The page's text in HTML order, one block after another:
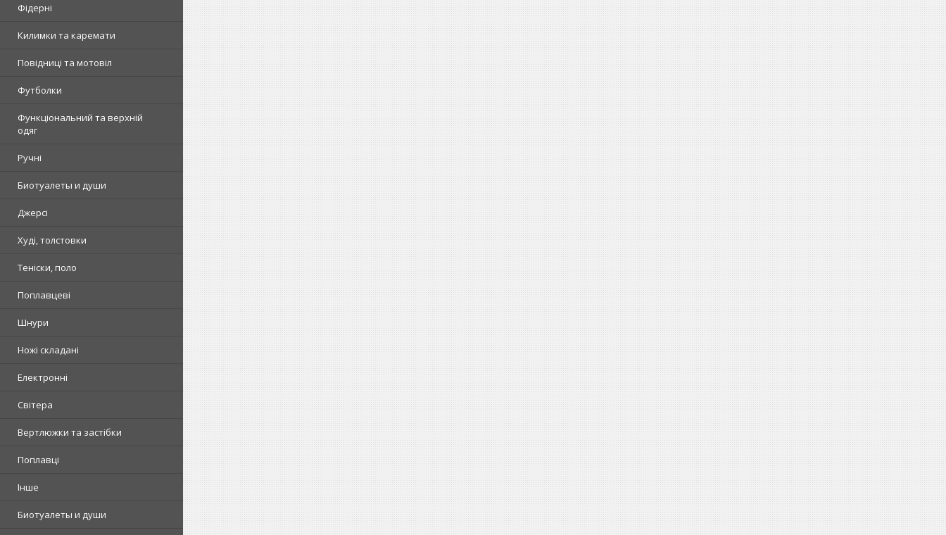
Фідерні
Килимки та каремати
Повідниці та мотовіл
Футболки
Функціональний та верхній
одяг
Ручні
Биотуалеты и души
Джерсі
Худі, толстовки
Теніски, поло
Поплавцеві
Шнури
Ножі складані
Електронні
Світера
Вертлюжки та застібки
Поплавці
Інше
Биотуалеты и души